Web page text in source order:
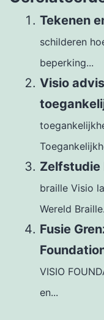
Tekenen
schilderen
beperking...
Visio
Zelfstudie
braille Visio
Wereld
Fusie
VISIO
en...